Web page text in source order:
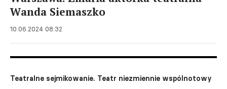
Wanda Siemaszko
10.06.2024 08:32
Teatralne sejmikowanie. Teatr niezmiennie wspólnotowy